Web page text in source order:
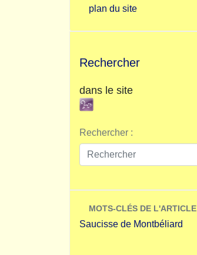
plan du site
Rechercher
dans le site
Rechercher :
MOTS-CLÉS DE L'ARTICLE
Saucisse de Montbéliard